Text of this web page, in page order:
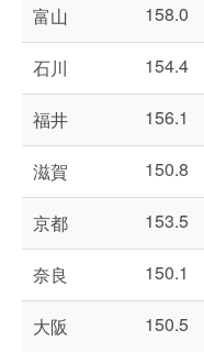
富山 158.0
石川 154.4
福井 156.1
滋賀 150.8
京都 153.5
奈良 150.1
大阪 150.5